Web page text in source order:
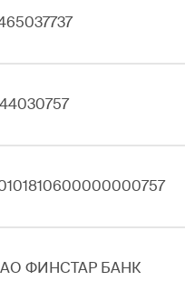
ФИНСТАР БАНК